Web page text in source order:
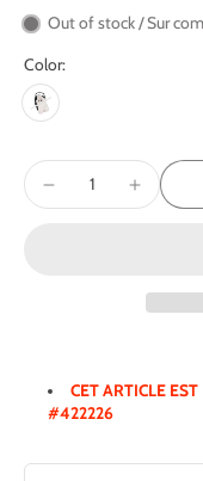
Out of stock / Sur
Color:
CET ARTICLE
#422226